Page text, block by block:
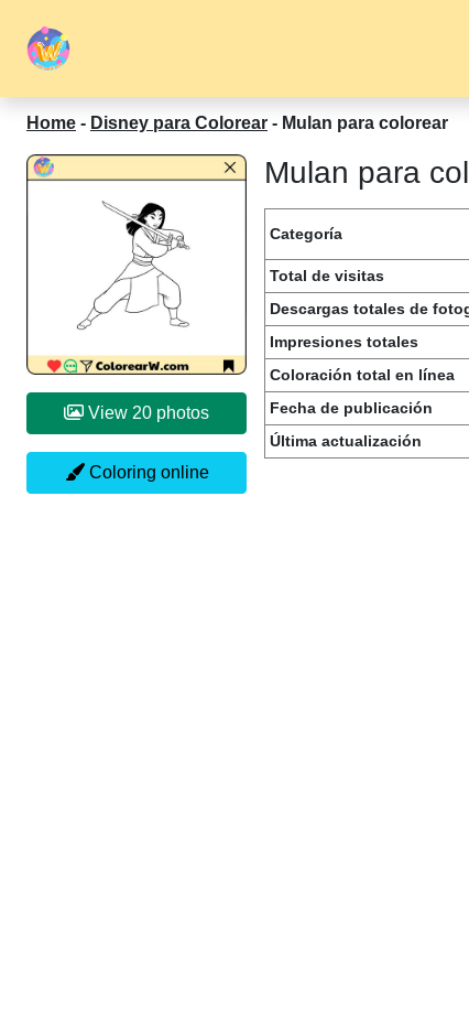
Home - Disney para Colorear - Mulan para colorear
View 20 photos
Coloring online
Mulan para
Categoría
Total de visitas
Descargas totales de
Impresiones totales
Coloración total en línea
Fecha de publicación
Última actualización